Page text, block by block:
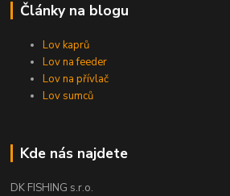
Články na blogu
Lov kaprů
Lov na feeder
Lov na přívlač
Lov sumců
Kde nás najdete
DK FISHING s.r.o.